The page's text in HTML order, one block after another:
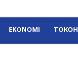
EKONOMI TOKOH